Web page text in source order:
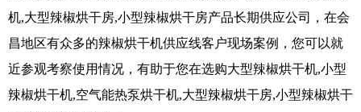
机,大型辣椒烘干房,小型辣椒烘干房产品长期供应公司，在会
昌地区有众多的辣椒烘干机供应线客户现场案例，您可以就
近参观考察使用情况，有助于您在选购大型辣椒烘干机,小型
辣椒烘干机,空气能热泵烘干机,大型辣椒烘干房,小型辣椒烘干